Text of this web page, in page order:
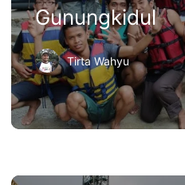
Gunungkidul
Tirta Wahyu